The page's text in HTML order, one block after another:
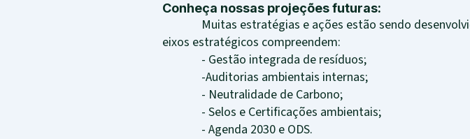
Conheça nossas projeções futuras:
Muitas estratégias e ações estão sendo
eixos estratégicos compreendem:
- Gestão integrada de resíduos;
-Auditorias ambientais internas;
- Neutralidade de Carbono;
- Selos e Certificações ambientais;
- Agenda 2030 e ODS.